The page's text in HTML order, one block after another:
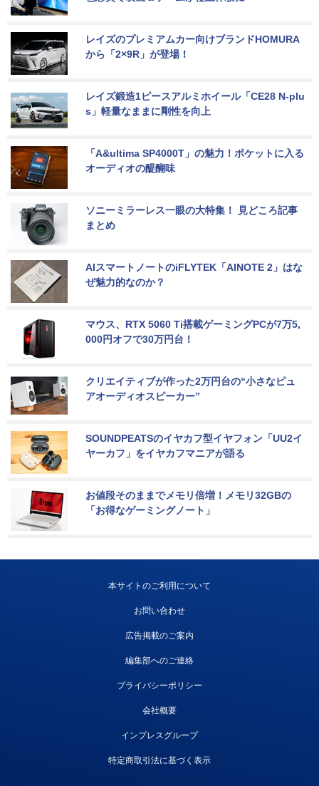
レイズのプレミアムカー向けブランドHOMURA
から「2×9R」が登場！
レイズ鍛造1ピースアルミホイール「CE28 N-plu
s」軽量なままに剛性を向上
「A&ultima SP4000T」の魅力！ポケットに入る
オーディオの醍醐味
ソニーミラーレス一眼の大特集！ 見どころ記事
まとめ
AIスマートノートのiFLYTEK「AINOTE 2」はな
ぜ魅力的なのか？
マウス、RTX 5060 Ti搭載ゲーミングPCが7万5,
000円オフで30万円台！
クリエイティブが作った2万円台の“小さなピュ
アオーディオスピーカー”
SOUNDPEATSのイヤカフ型イヤフォン「UU2イ
ヤーカフ」をイヤカフマニアが語る
お値段そのままでメモリ倍増！メモリ32GBの
「お得なゲーミングノート」
本サイトのご利用について
お問い合わせ
広告掲載のご案内
編集部へのご連絡
プライバシーポリシー
会社概要
インプレスグループ
特定商取引法に基づく表示